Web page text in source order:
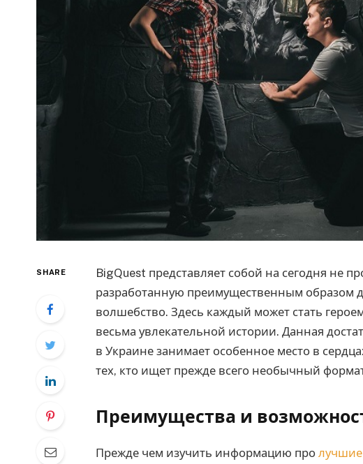
SHARE
BigQuest представляет собой на сегодня не
разработанную преимущественным образом
волшебство. Здесь каждый может стать
весьма увлекательной истории. Данная
в Украине занимает особенное место в
тех, кто ищет прежде всего необычный
Преимущества и
Прежде чем изучить информацию про лучшие